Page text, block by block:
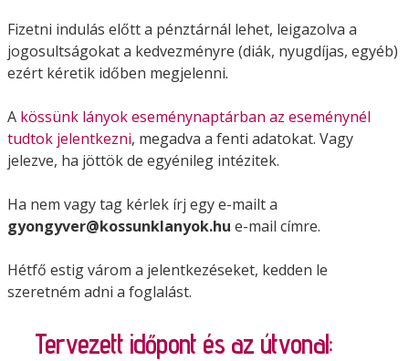
Fizetni indulás előtt a pénztárnál lehet, leigazolva a
jogosultságokat a kedvezményre (diák, nyugdíjas, egyéb)
ezért kéretik időben megjelenni.
A kössünk lányok eseménynaptárban az eseménynél
tudtok jelentkezni, megadva a fenti adatokat. Vagy
jelezve, ha jöttök de egyénileg intézitek.
Ha nem vagy tag kérlek írj egy e-mailt a
gyongyver@kossunklanyok.hu e-mail címre.
Hétfő estig várom a jelentkezéseket, kedden le
szeretném adni a foglalást.
Tervezett időpont és az útvonal: